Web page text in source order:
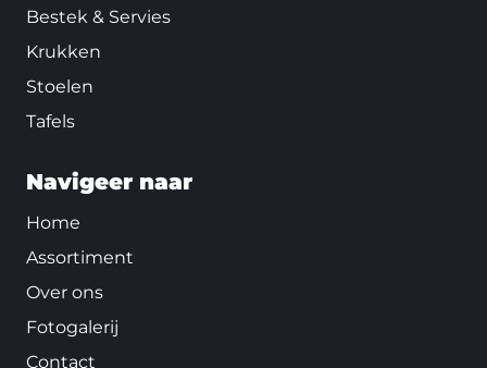
Bestek & Servies
Krukken
Stoelen
Tafels
Navigeer naar
Home
Assortiment
Over ons
Fotogalerij
Contact